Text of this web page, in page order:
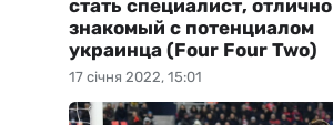
17 січня 2022, 15:01
стать специалист, отлично
знакомый с потенциалом
украинца (Four Four Two)